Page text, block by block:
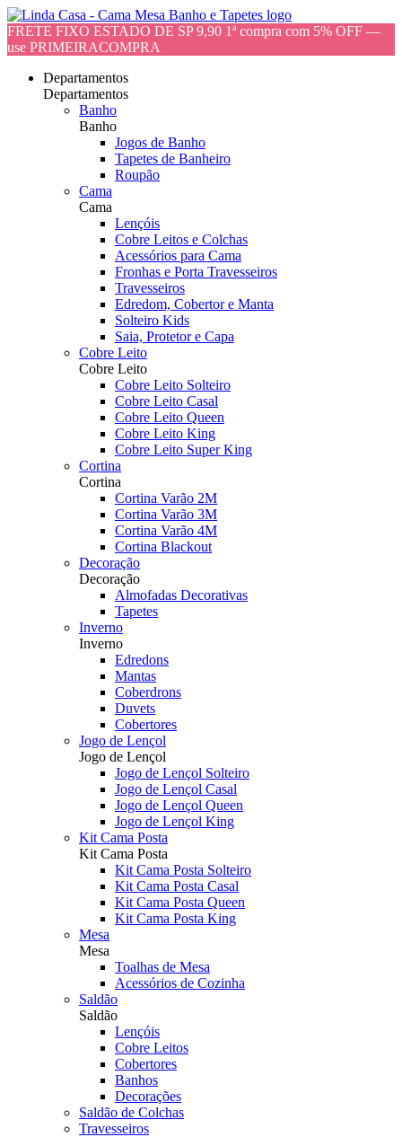
FRETE FIXO ESTADO DE SP 9,90 1ª compra com 5% OFF —
use PRIMEIRACOMPRA
Departamentos
Departamentos
Banho
Banho
Jogos de Banho
Tapetes de Banheiro
Roupão
Cama
Cama
Lençóis
Cobre Leitos e Colchas
Acessórios para Cama
Fronhas e Porta Travesseiros
Travesseiros
Edredom, Cobertor e Manta
Solteiro Kids
Saia, Protetor e Capa
Cobre Leito
Cobre Leito
Cobre Leito Solteiro
Cobre Leito Casal
Cobre Leito Queen
Cobre Leito King
Cobre Leito Super King
Cortina
Cortina
Cortina Varão 2M
Cortina Varão 3M
Cortina Varão 4M
Cortina Blackout
Decoração
Decoração
Almofadas Decorativas
Tapetes
Inverno
Inverno
Edredons
Mantas
Coberdrons
Duvets
Cobertores
Jogo de Lençol
Jogo de Lençol
Jogo de Lençol Solteiro
Jogo de Lençol Casal
Jogo de Lençol Queen
Jogo de Lençol King
Kit Cama Posta
Kit Cama Posta
Kit Cama Posta Solteiro
Kit Cama Posta Casal
Kit Cama Posta Queen
Kit Cama Posta King
Mesa
Mesa
Toalhas de Mesa
Acessórios de Cozinha
Saldão
Saldão
Lençóis
Cobre Leitos
Cobertores
Banhos
Decorações
Saldão de Colchas
Travesseiros